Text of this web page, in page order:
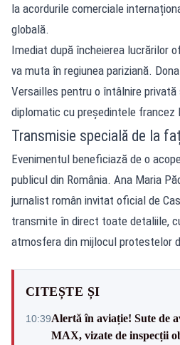
la acordurile comerciale
globală.
Imediat după încheierea lucrărilor
va muta în regiunea pariziană.
Versailles pentru o întâlnire
diplomatic cu președintele francez
Transmisie specială de la
Evenimentul beneficiază de o
publicul din România. Ana Maria
jurnalist român invitat oficial de
transmite în direct toate detaliile,
atmosfera din mijlocul protestelor
CITEȘTE ȘI
10:39Alertă în aviație! Sute de
MAX, vizate de inspecții